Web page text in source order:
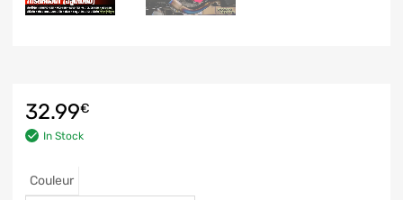
32.99€
In Stock
Couleur